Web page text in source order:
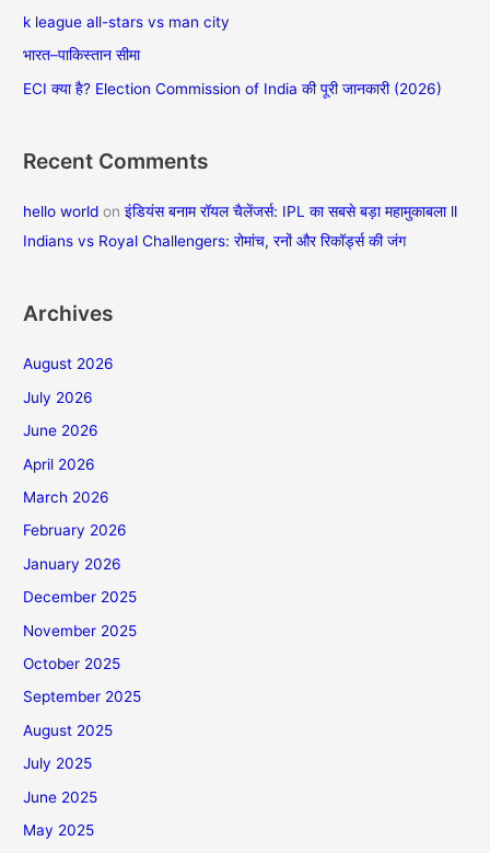
o
r
:
k league all-stars vs man city
भारत–पाकिस्तान सीमा
ECI क्या है? Election Commission of India की पूरी जानकारी (2026)
Recent Comments
hello world onइंडियंस बनाम रॉयल चैलेंजर्स: IPL का सबसे बड़ा महामुकाबला ll
Indians vs Royal Challengers: रोमांच, रनों और रिकॉर्ड्स की जंग
Archives
August 2026
July 2026
June 2026
April 2026
March 2026
February 2026
January 2026
December 2025
November 2025
October 2025
September 2025
August 2025
July 2025
June 2025
May 2025